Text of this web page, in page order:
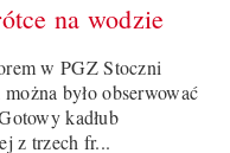
na wodzie
w PGZ Stoczni
było obserwować
kadłub
z trzech fr...